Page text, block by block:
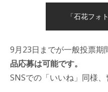
「石花フォ
9月23日までが一般投票期
品応募は可能です。
SNSでの「いいね」同様